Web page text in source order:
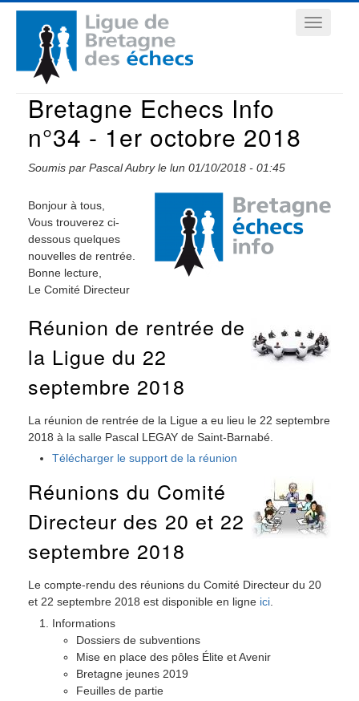
Aller
contenu
principal
Navigation
principale
Bretagne Echecs Info
n°34 - 1er octobre 2018
Soumis par Pascal Aubryle lun 01/10/2018 - 01:45
Bonjour à tous,
Vous trouverez ci-
dessous quelques
nouvelles de rentrée.
Bonne lecture,
Le Comité Directeur
Réunion de rentrée de
la Ligue du 22
septembre 2018
La réunion de rentrée de la Ligue a eu lieu le 22 septembre
2018 à la salle Pascal LEGAY de Saint-Barnabé.
Télécharger le support de la réunion
Réunions du Comité
Directeur des 20 et 22
septembre 2018
Le compte-rendu des réunions du Comité Directeur du 20
et 22 septembre 2018 est disponible en ligne ici
Informations
Dossiers de subventions
Mise en place des pôles Élite et Avenir
Bretagne jeunes 2019
Feuilles de partie